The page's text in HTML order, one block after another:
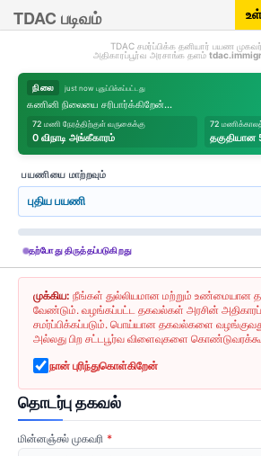
TDAC படிவம்
TDAC சமர்ப்பிக்க தனியார் பயண
அதிகாரப்பூர்வ அரசாங்க தளம்
நிலை just now புதுப்பிக்கப்பட்டது
கணினி நிலையை சரிபார்க்கிறேன்...
72 மணி நேரத்திற்குள் வருகைக்கு
0 விநாடி அங்கீகாரம்
72
தகுதியான
பயணியை மாற்றவும்
புதிய பயணி
தற்போது திருத்தப்படுகிறது
முக்கிய: நீங்கள் துல்லியமான மற்றும் உண்மையான
வேண்டும். வழங்கப்பட்ட தகவல்கள் அரசின்
சமர்ப்பிக்கப்படும். பொய்யான தகவல்களை
அல்லது பிற சட்டபூர்வ விளைவுகளை
நான் புரிந்துகொள்கிறேன்
தொடர்பு தகவல்
மின்னஞ்சல் முகவரி